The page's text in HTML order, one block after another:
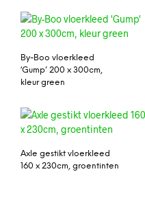
By-Boo vloerkleed
‘Gump’ 200 x 300cm,
kleur green
Axle gestikt vloerkleed
160 x 230cm, groentinten